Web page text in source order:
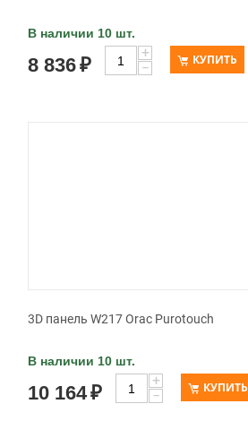
В наличии 10 шт.
8 836₽
+
−
КУПИТЬ
3D панель W217 Orac Purotouch
В наличии 10 шт.
10 164₽
+
−
КУПИТЬ